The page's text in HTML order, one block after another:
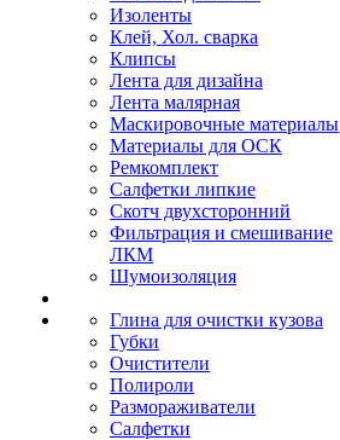
Изоленты
Клей, Хол. сварка
Клипсы
Лента для дизайна
Лента малярная
Маскировочные материалы
Материалы для ОСК
Ремкомплект
Салфетки липкие
Скотч двухсторонний
Фильтрация и смешивание
ЛКМ
Шумоизоляция
Глина для очистки кузова
Губки
Очистители
Полироли
Размораживатели
Салфетки